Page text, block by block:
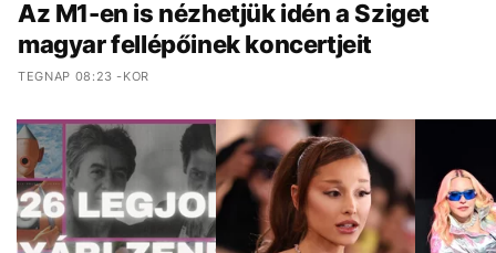
Az M1-en is nézhetjük idén a Sziget
magyar fellépőinek koncertjeit
TEGNAP 08:23 -KOR